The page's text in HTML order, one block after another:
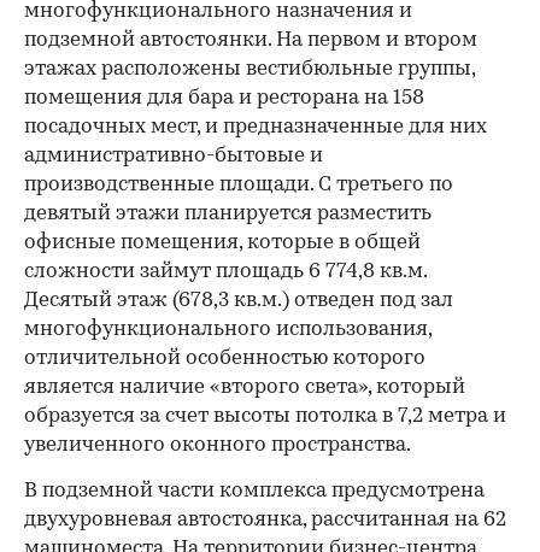
многофункционального назначения и
подземной автостоянки. На первом и втором
этажах расположены вестибюльные группы,
помещения для бара и ресторана на 158
посадочных мест, и предназначенные для них
административно-бытовые и
производственные площади. С третьего по
девятый этажи планируется разместить
офисные помещения, которые в общей
сложности займут площадь 6 774,8 кв.м.
Десятый этаж (678,3 кв.м.) отведен под зал
многофункционального использования,
отличительной особенностью которого
является наличие «второго света», который
образуется за счет высоты потолка в 7,2 метра и
увеличенного оконного пространства.
В подземной части комплекса предусмотрена
двухуровневая автостоянка, рассчитанная на 62